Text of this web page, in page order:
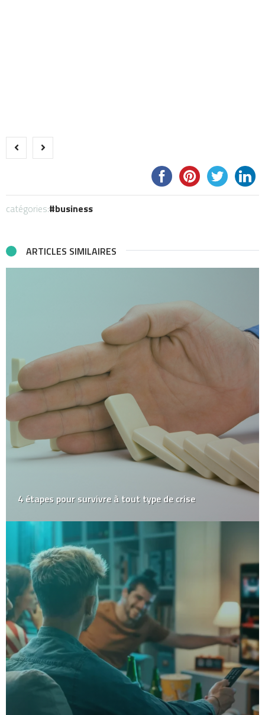
catégories: business
ARTICLES SIMILAIRES
4 étapes pour survivre à tout type de crise